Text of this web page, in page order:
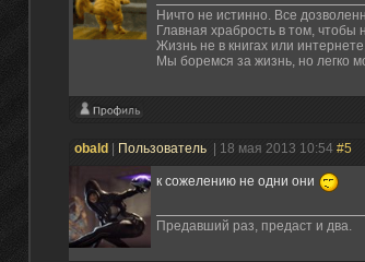
Ничто не истинно. Все
Главная храбрость в том,
Жизнь не в книгах или
Мы боремся за жизнь, но легко
obald Пользователь | 18 мая 2013 10:54 #5
к сожелению не одни они
Предавший раз, предаст и два.